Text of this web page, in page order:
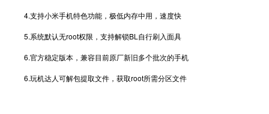
4.支持小米手机特色功能，极低内存中用，速度快
5.系统默认无root权限，支持解锁BL自行刷入面具
6.官方稳定版本，兼容目前原厂新旧多个批次的手机
6.玩机达人可解包提取文件，获取root所需分区文件